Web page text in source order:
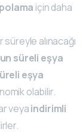
için daha
alınacağı
süreli eşya
eşya
olabilir.
veyaindirimli